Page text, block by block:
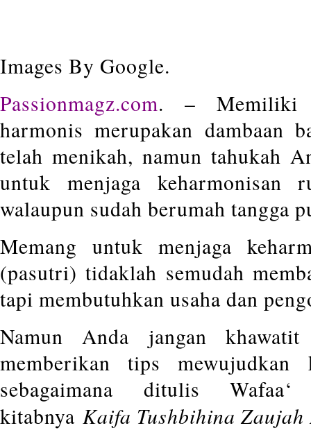
Images By Google.
Passionmagz.com. – Memiliki
harmonis merupakan dambaan
telah menikah, namun tahukah
untuk menjaga keharmonisan
walaupun sudah berumah tangga
Memang untuk menjaga
(pasutri) tidaklah semudah
tapi membutuhkan usaha dan
Namun Anda jangan
memberikan tips mewujudkan
sebagaimana ditulis
kitabnya Kaifa Tushbihina Zaujah